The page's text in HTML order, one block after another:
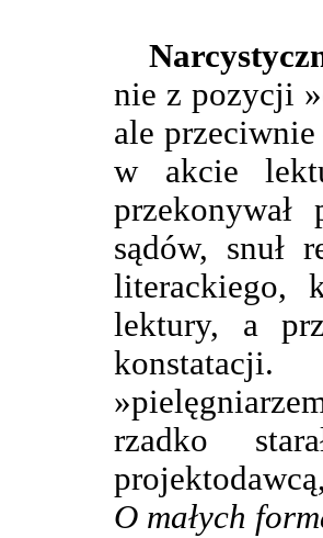
nie z pozycji
ale
w akcie
sądów, snuł
literackiego,
lektury, a
rzadko
O małych